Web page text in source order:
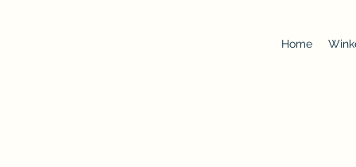
Home